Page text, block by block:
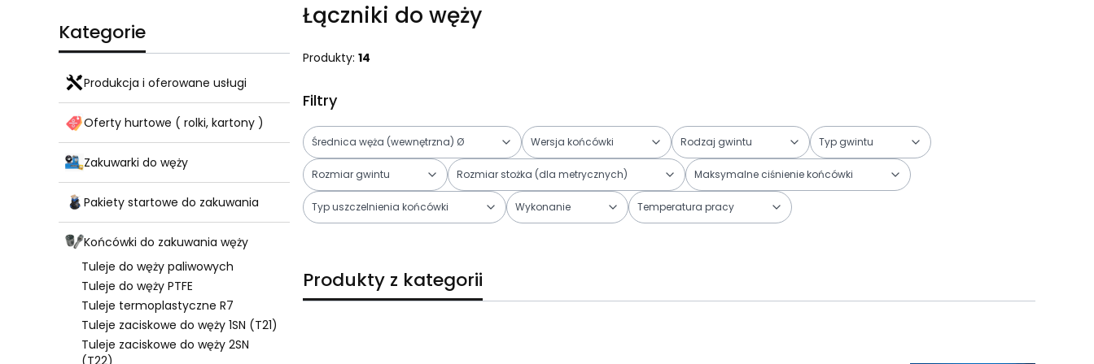
Kategorie
Produkcja i oferowane usługi
Oferty hurtowe ( rolki, kartony )
Zakuwarki do węży
Pakiety startowe do zakuwania
Końcówki do zakuwania węży
Tuleje do węży paliwowych
Tuleje do węży PTFE
Tuleje termoplastyczne R7
Tuleje zaciskowe do węży 1SN (T21)
Tuleje zaciskowe do węży 2SN
Łączniki do węży
Produkty: 14
Filtry
Średnica węża (wewnętrzna) Ø Wersja końcówki Rodzaj gwintu Typ gwintu
Rozmiar gwintu Rozmiar stożka (dla metrycznych) Maksymalne ciśnienie końcówki
Typ uszczelnienia końcówki Wykonanie Temperatura pracy
Produkty z kategorii